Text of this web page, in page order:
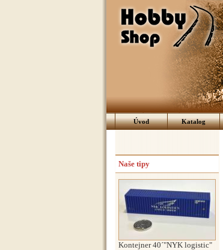
Úvod Katalog
Naše tipy
Kontejner 40´"NYK logistic"